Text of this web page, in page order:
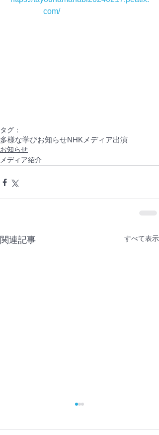
com/
タグ：
多様な学びお知らせNHKメディア出演
お知らせ
メディア紹介
関連記事 すべて表示